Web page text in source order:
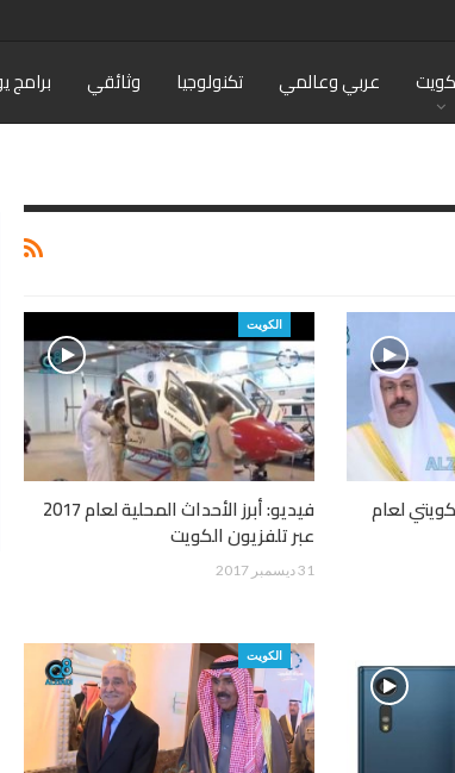
عربي وعالمي تكنولوجيا وثائقي برامج
لعام
الكويت
فيديو: أبرز الأحداث المحلية لعام 2017
عبر تلفزيون الكويت
31 ديسمبر 2017
الكويت